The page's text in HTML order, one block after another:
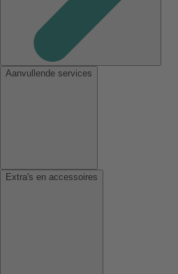
Aanvullende services
Extra's en accessoires